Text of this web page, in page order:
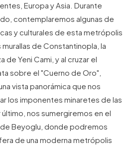
Europa y Asia. Durante
contemplaremos algunas de
y culturales de esta metrópolis
murallas de Constantinopla, la
de Yeni Cami, y al cruzar el
sobre el "Cuerno de Oro",
vista panorámica que nos
los imponentes minaretes de las
nos sumergiremos en el
Beyoglu, donde podremos
de una moderna metrópolis